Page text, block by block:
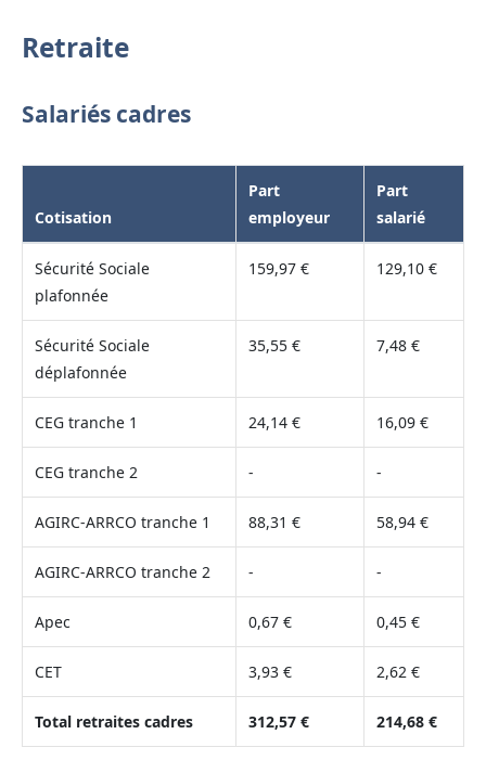
Retraite
Salariés cadres
Cotisation
Part
employeur
Part
salarié
Sécurité Sociale
plafonnée
159,97 € 129,10 €
Sécurité Sociale
déplafonnée
35,55 € 7,48 €
CEG tranche 1 24,14 € 16,09 €
CEG tranche 2 - -
AGIRC-ARRCO tranche 1 88,31 € 58,94 €
AGIRC-ARRCO tranche 2 - -
Apec 0,67 € 0,45 €
CET 3,93 € 2,62 €
Total retraites cadres 312,57 € 214,68 €